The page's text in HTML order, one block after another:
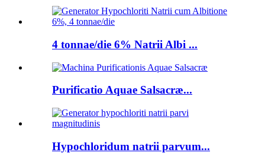
4 tonnae/die 6% Natrii Albi ...
Purificatio Aquae Salsacræ...
Hypochloridum natrii parvum...